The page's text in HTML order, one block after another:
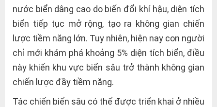
nước biển dâng cao do biến đổi khí hậu, diện tích
biển tiếp tục mở rộng, tạo ra không gian chiến
lược tiềm năng lớn. Tuy nhiên, hiện nay con người
chỉ mới khám phá khoảng 5% diện tích biển, điều
này khiến khu vực biển sâu trở thành không gian
chiến lược đầy tiềm năng.
Tác chiến biển sâu có thể được triển khai ở nhiều